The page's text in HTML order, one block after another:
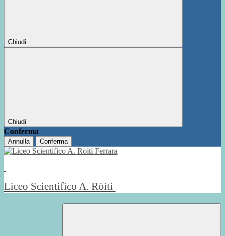
Chiudi
Chiudi
Conferma
Annulla Conferma
Liceo Scientifico A. Ròiti